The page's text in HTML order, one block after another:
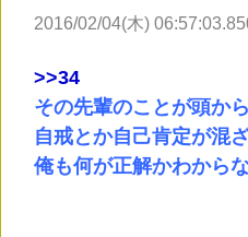
2016/02/04(木)
>>34
その先輩のことが頭か
自戒とか自己肯定が混
俺も何が正解かわから